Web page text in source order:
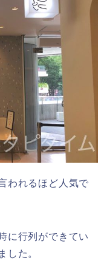
われるほど人気で
に行列ができてい
した。